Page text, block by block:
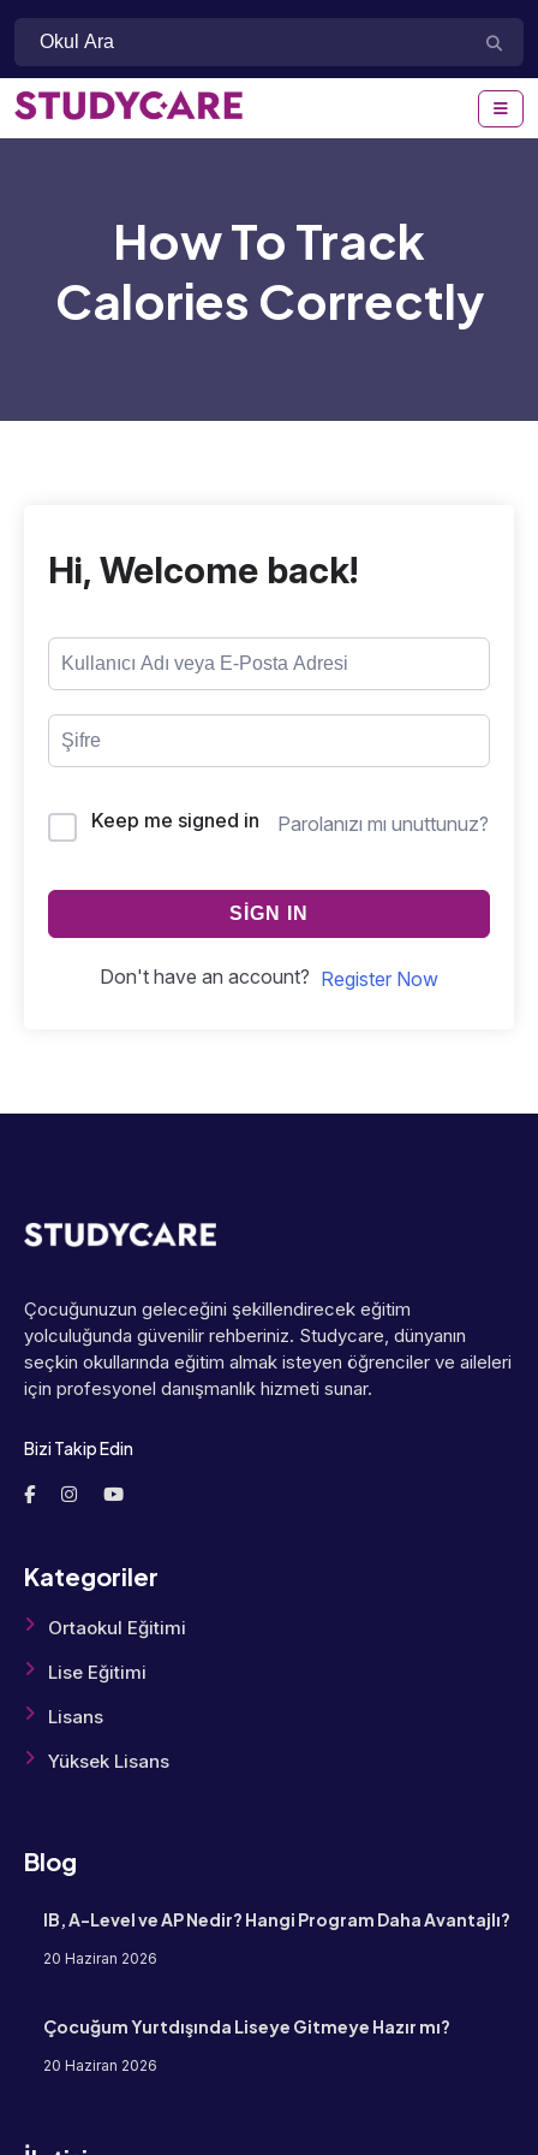
How To Track
Calories Correctly
Hi, Welcome back!
Keep me signed in Parolanızı mı unuttunuz?
SIGN IN
Don't have an account? Register Now
Çocuğunuzun geleceğini şekillendirecek eğitim
yolculuğunda güvenilir rehberiniz. Studycare, dünyanın
seçkin okullarında eğitim almak isteyen öğrenciler ve aileleri
için profesyonel danışmanlık hizmeti sunar.
Bizi Takip Edin
Kategoriler
Ortaokul Eğitimi
Lise Eğitimi
Lisans
Yüksek Lisans
Blog
IB, A-Level ve AP Nedir? Hangi Program Daha Avantajlı?
20 Haziran 2026
Çocuğum Yurtdışında Liseye Gitmeye Hazır mı?
20 Haziran 2026